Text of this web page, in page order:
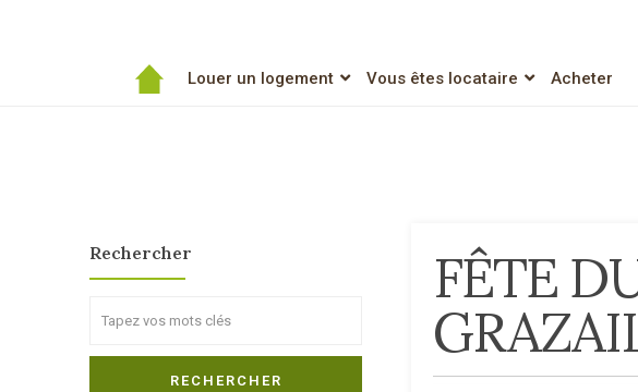
Louer un logement Vous êtes locataire Acheter
FÊTE
Rechercher
RECHERCHER